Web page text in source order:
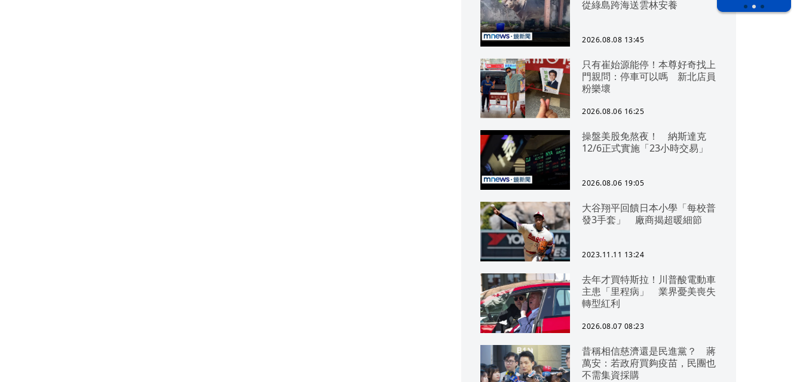
從綠島跨海送雲林安養
2026.08.08 13:45
只有崔始源能停！本尊好奇找上
門親問：停車可以嗎 新北店員
粉樂壞
2026.08.06 16:25
操盤美股免熬夜！ 納斯達克
12/6正式實施「23小時交易」
2026.08.06 19:05
大谷翔平回饋日本小學「每校普
發3手套」 廠商揭超暖細節
2023.11.11 13:24
去年才買特斯拉！川普酸電動車
主患「里程病」 業界憂美喪失
轉型紅利
2026.08.07 08:23
昔稱相信慈濟還是民進黨？ 蔣
萬安：若政府買夠疫苗，民團也
不需集資採購